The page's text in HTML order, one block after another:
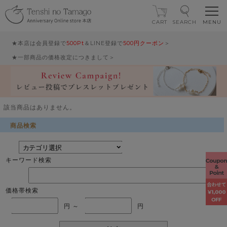
★本店は会員登録で500Pt ＆LINE登録で500円クーポン ＞
★一部商品の価格改定につきまして＞
CART SEARCH
該当商品はありません。
商品検索
キーワード検索
価格帯検索
円 ～ 円